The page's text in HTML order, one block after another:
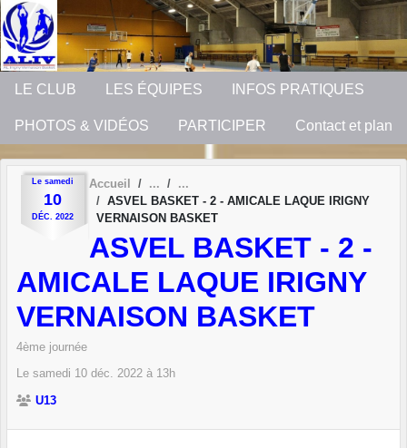
LE CLUB LES ÉQUIPES INFOS PRATIQUES
PHOTOS & VIDÉOS PARTICIPER Contact et plan
Le samedi
10
DÉC. 2022
Accueil
ASVEL BASKET - 2 - AMICALE LAQUE IRIGNY
VERNAISON BASKET
ASVEL BASKET - 2 -
AMICALE LAQUE IRIGNY
VERNAISON BASKET
4ème journée
Le samedi 10 déc. 2022 à 13h
U13
Panneau de gestion des cookies